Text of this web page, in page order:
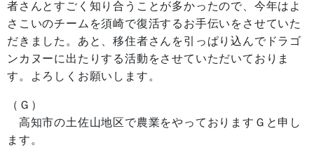
者さんとすごく知り合うことが多かったので、今年はよ
さこいのチームを須崎で復活するお手伝いをさせていた
だきました。あと、移住者さんを引っぱり込んでドラゴ
ンカヌーに出たりする活動をさせていただいておりま
す。よろしくお願いします。
（Ｇ）
高知市の土佐山地区で農業をやっておりますＧと申し
ます。